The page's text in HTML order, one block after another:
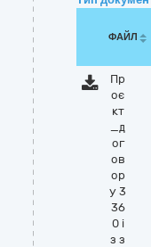
ФАЙЛ
Пр
оє
кт
_д
ог
ов
ор
у 3
36
0 і
з з